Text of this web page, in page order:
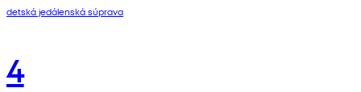
detská jedálenská súprava
4